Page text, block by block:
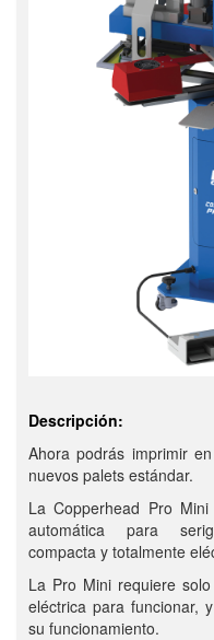
Descripción:
Ahora podrás imprimir
nuevos palets estándar.
La Copperhead Pro
automática para
compacta y totalmente
La Pro Mini requiere
eléctrica para funcionar,
su funcionamiento.